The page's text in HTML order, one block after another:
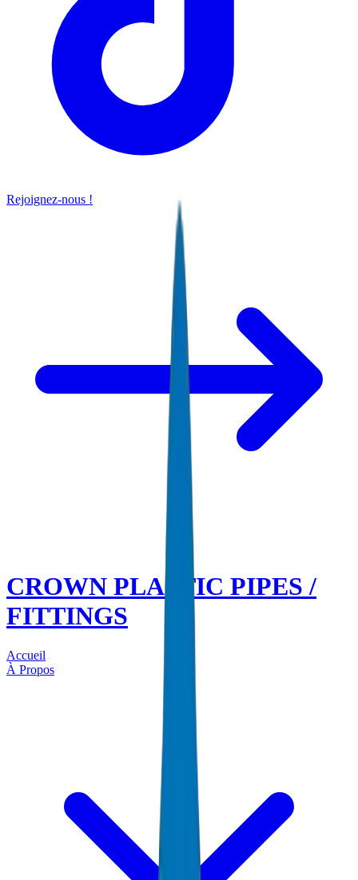
Rejoignez-nous !
CROWN PLASTIC PIPES /
FITTINGS
Accueil
À Propos